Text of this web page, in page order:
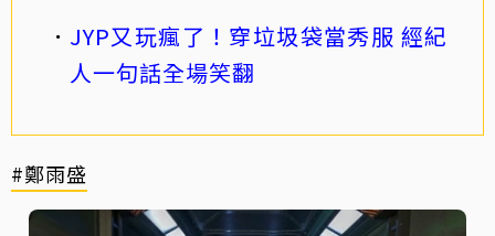
JYP又玩瘋了！穿垃圾袋當秀服 經紀
人一句話全場笑翻
#鄭雨盛